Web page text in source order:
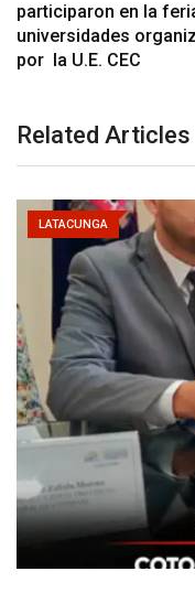
participaron en la
universidades
por la U.E. CEC
Related Articles
LATACUNGA